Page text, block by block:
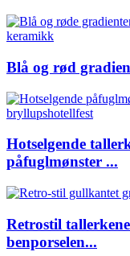
Blå og rød
Hotselgende
påfuglmønster ...
Retrostil
benporselen...